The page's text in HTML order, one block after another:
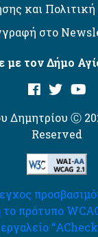
και
στο
με τον Δήμο
Δημητρίου Ⓒ
Reserved
πρότυπο
εργαλείο